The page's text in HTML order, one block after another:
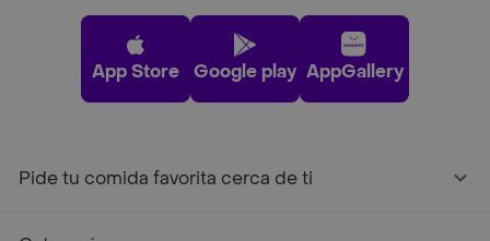
App Store Google play AppGallery
Pide tu comida favorita cerca de ti